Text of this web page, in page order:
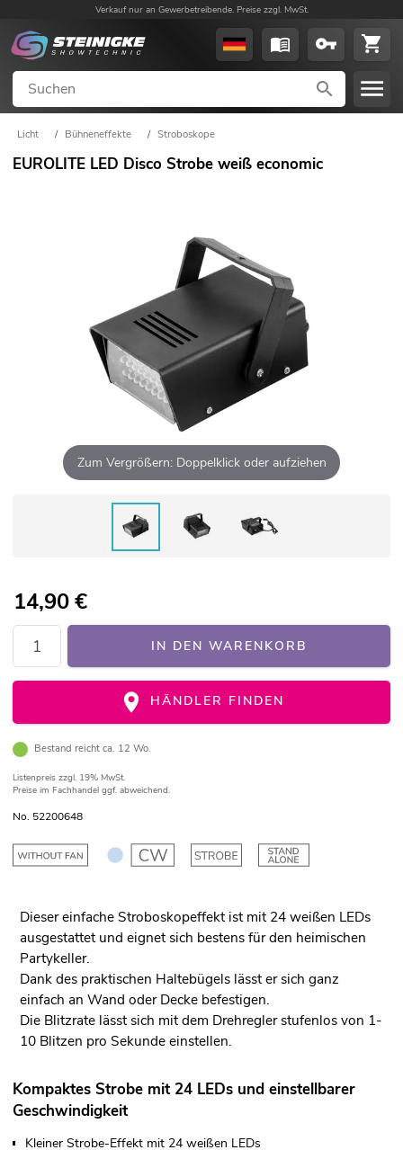
Verkauf nur an Gewerbetreibende. Preise zzgl. MwSt.
Licht / Bühneneffekte / Stroboskope
EUROLITE LED Disco Strobe weiß economic
Zum Vergrößern: Doppelklick oder aufziehen
14,90€
IN DEN WARENKORB
HÄNDLER FINDEN
Bestand reicht ca. 12 Wo.
Listenpreis zzgl. 19% MwSt.
Preise im Fachhandel ggf. abweichend.
No. 52200648
Dieser einfache Stroboskopeffekt ist mit 24 weißen LEDs
ausgestattet und eignet sich bestens für den heimischen
Partykeller.
Dank des praktischen Haltebügels lässt er sich ganz
einfach an Wand oder Decke befestigen.
Die Blitzrate lässt sich mit dem Drehregler stufenlos von 1-
10 Blitzen pro Sekunde einstellen.
Kompaktes Strobe mit 24 LEDs und einstellbarer
Geschwindigkeit
Kleiner Strobe-Effekt mit 24 weißen LEDs